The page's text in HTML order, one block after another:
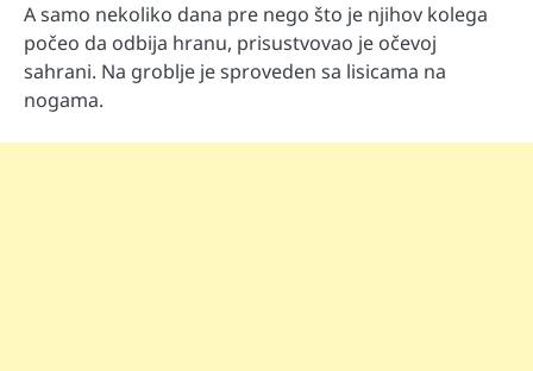
A samo nekoliko dana pre nego što je njihov kolega
počeo da odbija hranu, prisustvovao je očevoj
sahrani. Na groblje je sproveden sa lisicama na
nogama.